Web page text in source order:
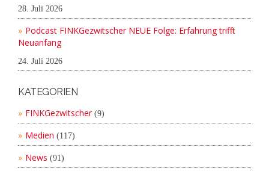
28. Juli 2026
Podcast FINKGezwitscher NEUE Folge: Erfahrung trifft
Neuanfang
24. Juli 2026
KATEGORIEN
FINKGezwitscher(9)
Medien (117)
News (91)